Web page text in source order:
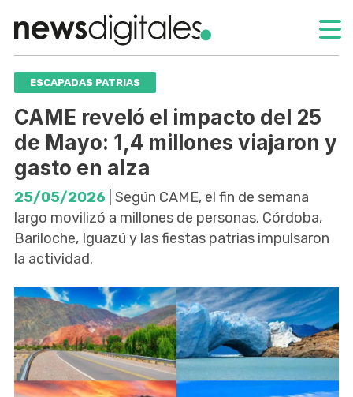
ESCAPADAS PATRIAS
CAME reveló el impacto del 25
de Mayo: 1,4 millones viajaron y
gasto en alza
25/05/2026 | Según CAME, el fin de semana
largo movilizó a millones de personas. Córdoba,
Bariloche, Iguazú y las fiestas patrias impulsaron
la actividad.